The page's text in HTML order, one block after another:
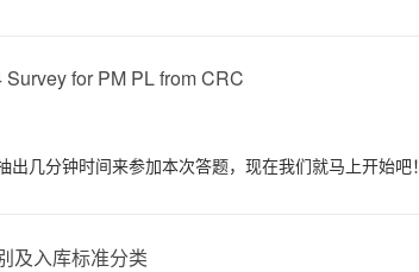
for PM PL from CRC
出几分钟时间来参加本次答题，现在我们就马上开始吧！
及入库标准分类